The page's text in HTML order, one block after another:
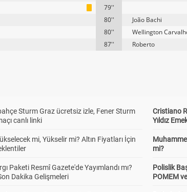
79''
80''
João Bachi
80''
Wellington
87''
Roberto
Sturm Graz ücretsiz izle, Fener Sturm
canlı linki
mi, Yükselir mi? Altın Fiyatları İçin
Paketi Resmî Gazete'de Yayımlandı mı?
Dakika Gelişmeleri
Cristiano
Yıldız
mi?
Polislik
POMEM